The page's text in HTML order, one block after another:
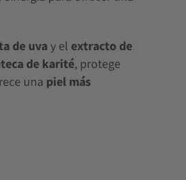
de uvay elextracto de
de karité, protege
una piel más